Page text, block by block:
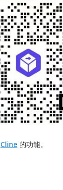
Cline 的功能。